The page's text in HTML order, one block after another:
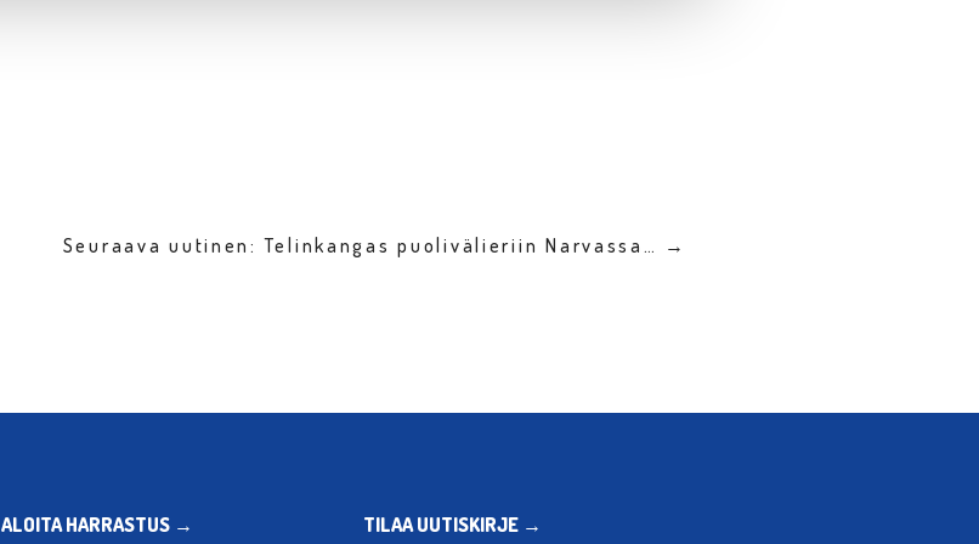
Seuraava uutinen: Telinkangas puolivälieriin Narvassa… →
ALOITA HARRASTUS →
TILAA UUTISKIRJE →